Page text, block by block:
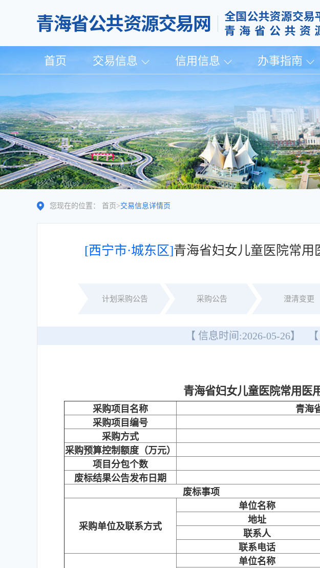
首页 交易信息 信用信息 办事指南
您现在的位置： 首页 >交易信息详情页
[西宁市·城东区]青海省妇女儿童医院常
计划采购公告 采购公告 澄清变更
【 信息时间:2026-05-26】
青海省妇女儿童医院常用医
采购项目名称
青海
采购项目编号
采购方式
采购预算控制额度（万元）
项目分包个数
废标结果公告发布日期
废标事项
采购单位及联系方式
单位名称
地址
联系人
联系电话
单位名称